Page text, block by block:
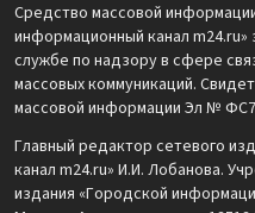
Средство массовой
информационный канал
службе по надзору в сфере
массовых коммуникаций.
массовой информации Эл №
Главный редактор сетевого
канал m24.ru» И.И. Лобанова.
издания «Городской